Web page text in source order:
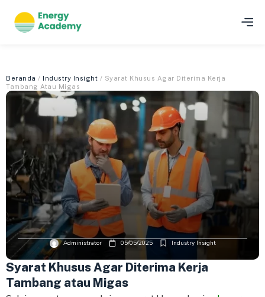
Beranda / Industry Insight / Syarat Khusus Agar Diterima Kerja
Tambang Atau Migas
Administrator 05/05/2025 Industry Insight
Syarat Khusus Agar Diterima Kerja
Tambang atau Migas